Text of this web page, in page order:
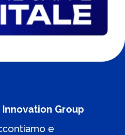
Innovation Group
e